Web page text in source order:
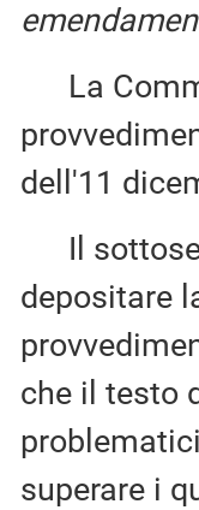
La
dell'11
Il
depositare
che il testo
superare i